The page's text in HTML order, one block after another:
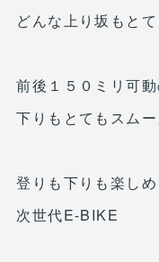
どんな上り坂もと
前後１５０ミリ可
下りもとてもスムー
登りも下りも楽しめ
次世代E-BIKE